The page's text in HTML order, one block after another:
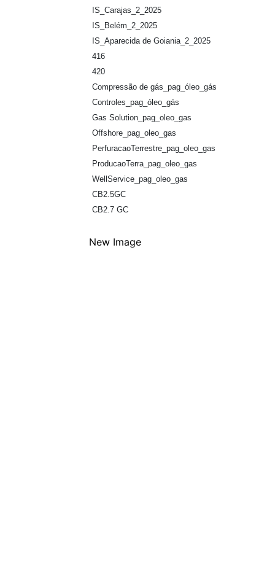
IS_Carajas_2_2025
IS_Belém_2_2025
IS_Aparecida de Goiania_2_2025
416
420
Compressão de gás_pag_óleo_gás
Controles_pag_óleo_gás
Gas Solution_pag_oleo_gas
Offshore_pag_oleo_gas
PerfuracaoTerrestre_pag_oleo_gas
ProducaoTerra_pag_oleo_gas
WellService_pag_oleo_gas
CB2.5GC
CB2.7 GC
New Image